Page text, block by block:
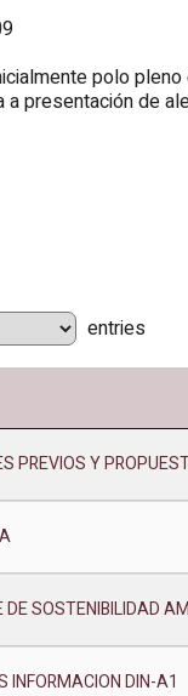
polo
a presentación de
entries
PREVIOS Y
DE SOSTENIBILIDAD
INFORMACION DIN-A1